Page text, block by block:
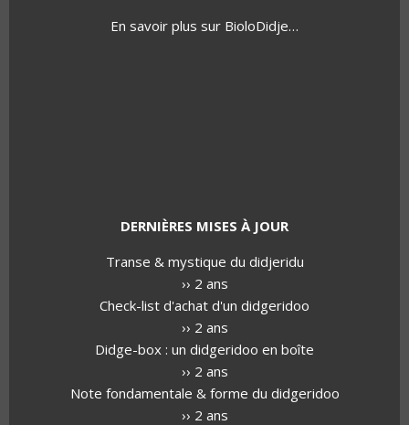
En savoir plus sur BioloDidje…
DERNIÈRES MISES À JOUR
Transe & mystique du didjeridu
›› 2 ans
Check-list d'achat d'un didgeridoo
›› 2 ans
Didge-box : un didgeridoo en boîte
›› 2 ans
Note fondamentale & forme du didgeridoo
›› 2 ans